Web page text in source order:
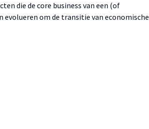
die de core business van een (of
evolueren om de transitie van economische